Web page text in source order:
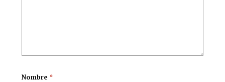
Nombre *